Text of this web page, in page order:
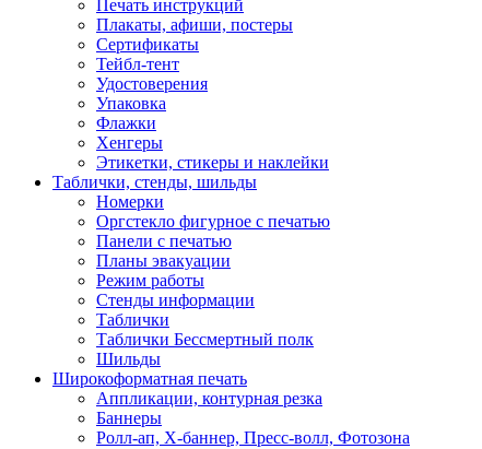
Печать инструкций
Плакаты, афиши, постеры
Сертификаты
Тейбл-тент
Удостоверения
Упаковка
Флажки
Хенгеры
Этикетки, стикеры и наклейки
Таблички, стенды, шильды
Номерки
Оргстекло фигурное с печатью
Панели с печатью
Планы эвакуации
Режим работы
Стенды информации
Таблички
Таблички Бессмертный полк
Шильды
Широкоформатная печать
Аппликации, контурная резка
Баннеры
Ролл-ап, X-баннер, Пресс-волл, Фотозона